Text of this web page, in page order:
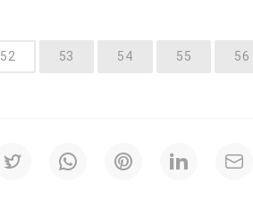
52 53 54 55 56